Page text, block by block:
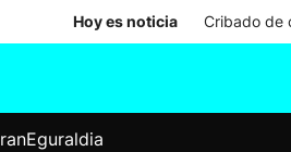
Hoy es noticia Cribado de
Eguraldia